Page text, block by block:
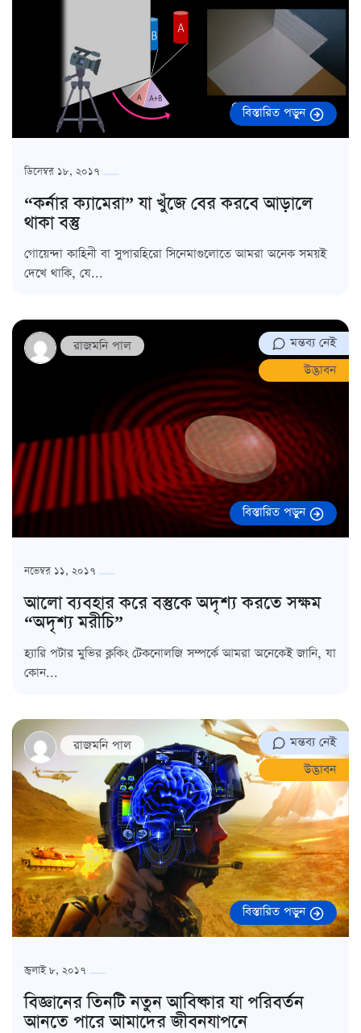
বিস্তারিত পড়ুন
ডিসেম্বর ১৮, ২০১৭
“কর্নার ক্যামেরা” যা খুঁজে বের করবে আড়ালে
থাকা বস্তু
গোয়েন্দা কাহিনী বা সুপারহিরো সিনেমাগুলোতে আমরা অনেক সময়ই
দেখে থাকি, যে...
রাজমনি পাল
মন্তব্য নেই
উদ্ভাবন
বিস্তারিত পড়ুন
নভেম্বর ১১, ২০১৭
আলো ব্যবহার করে বস্তুকে অদৃশ্য করতে সক্ষম
“অদৃশ্য মরীচি”
হ্যারি পটার মুভির ক্লকিং টেকনোলজি সম্পর্কে আমরা অনেকেই জানি, যা
কোন...
রাজমনি পাল
মন্তব্য নেই
উদ্ভাবন
বিস্তারিত পড়ুন
জুলাই ৮, ২০১৭
বিজ্ঞানের তিনটি নতুন আবিষ্কার যা পরিবর্তন
আনতে পারে আমাদের জীবনযাপনে